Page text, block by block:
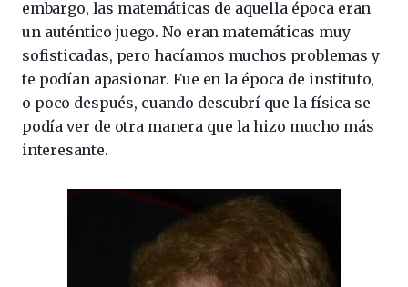
embargo, las matemáticas de aquella época eran
un auténtico juego. No eran matemáticas muy
sofisticadas, pero hacíamos muchos problemas y
te podían apasionar. Fue en la época de instituto,
o poco después, cuando descubrí que la física se
podía ver de otra manera que la hizo mucho más
interesante.